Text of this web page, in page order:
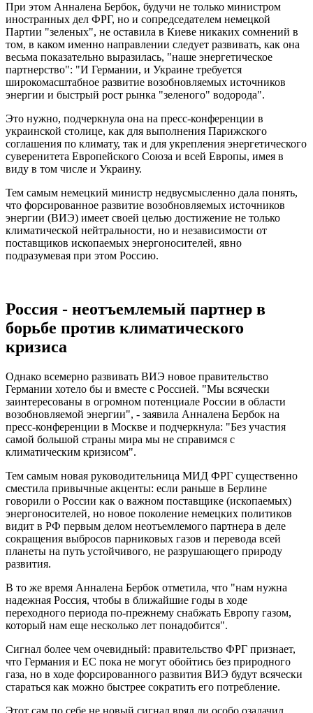
При этом Анналена Бербок, будучи не только министром
иностранных дел ФРГ, но и сопредседателем немецкой
Партии "зеленых", не оставила в Киеве никаких сомнений в
том, в каком именно направлении следует развивать, как она
весьма показательно выразилась, "наше энергетическое
партнерство": "И Германии, и Украине требуется
широкомасштабное развитие возобновляемых источников
энергии и быстрый рост рынка "зеленого" водорода".
Это нужно, подчеркнула она на пресс-конференции в
украинской столице, как для выполнения Парижского
соглашения по климату, так и для укрепления энергетического
суверенитета Европейского Союза и всей Европы, имея в
виду в том числе и Украину.
Тем самым немецкий министр недвусмысленно дала понять,
что форсированное развитие возобновляемых источников
энергии (ВИЭ) имеет своей целью достижение не только
климатической нейтральности, но и независимости от
поставщиков ископаемых энергоносителей, явно
подразумевая при этом Россию.
Россия - неотъемлемый партнер в
борьбе против климатического
кризиса
Однако всемерно развивать ВИЭ новое правительство
Германии хотело бы и вместе с Россией. "Мы всячески
заинтересованы в огромном потенциале России в области
возобновляемой энергии", - заявила Анналена Бербок на
пресс-конференции в Москве и подчеркнула: "Без участия
самой большой страны мира мы не справимся с
климатическим кризисом".
Тем самым новая руководительница МИД ФРГ существенно
сместила привычные акценты: если раньше в Берлине
говорили о России как о важном поставщике (ископаемых)
энергоносителей, но новое поколение немецких политиков
видит в РФ первым делом неотъемлемого партнера в деле
сокращения выбросов парниковых газов и перевода всей
планеты на путь устойчивого, не разрушающего природу
развития.
В то же время Анналена Бербок отметила, что "нам нужна
надежная Россия, чтобы в ближайшие годы в ходе
переходного периода по-прежнему снабжать Европу газом,
который нам еще несколько лет понадобится".
Сигнал более чем очевидный: правительство ФРГ признает,
что Германия и ЕС пока не могут обойтись без природного
газа, но в ходе форсированного развития ВИЭ будут всячески
стараться как можно быстрее сократить его потребление.